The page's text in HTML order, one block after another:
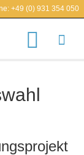
+49 (0) 931 354 050